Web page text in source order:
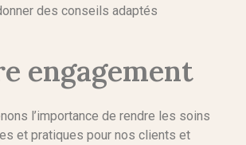
des conseils adaptés
engagement
l’importance de rendre les soins
et pratiques pour nos clients et